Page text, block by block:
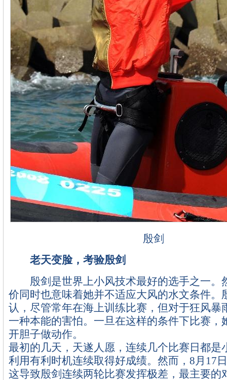
殷剑
老天变脸，考验殷剑
殷剑是世界上小风技术最好的选手之一。
价同时也意味着她并不适应大风的水文条件。
认，尽管常年在海上训练比赛，但对于狂风暴
一种本能的害怕。一旦在这样的条件下比赛，
开胆子做动作。
最初的几天，天遂人愿，连续几个比赛日都是
利用有利时机连续取得好成绩。然而，8月17
这导致殷剑连续两轮比赛发挥极差，最主要的